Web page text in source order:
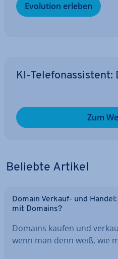
Evolution erleben
KI-Te­le­fon­as­sis­tent:
Zum
Beliebte Artikel
Domain Verkauf- und
mit Domains?
Domains kaufen und
wenn man denn weiß, wie